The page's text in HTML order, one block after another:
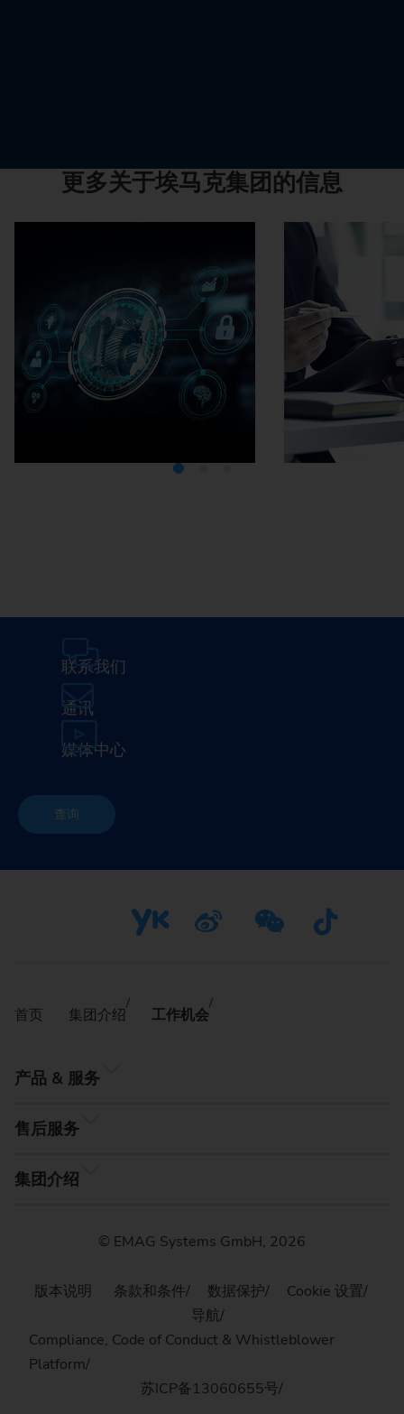
更多关于埃马克集团的信息
联系我们
通讯
媒体中心
查询
首页 集团介绍 工作机会
产品 & 服务
售后服务
集团介绍
© EMAG Systems GmbH, 2026
版本说明 条款和条件 数据保护
Cookie 设置
导航
Compliance, Code of Conduct & Whistleblower
Platform
苏ICP备13060655号